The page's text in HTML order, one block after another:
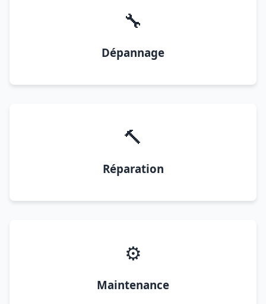
🔧
Dépannage
🔨
Réparation
⚙️
Maintenance